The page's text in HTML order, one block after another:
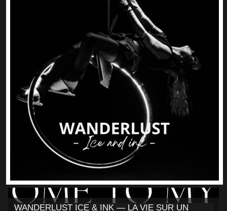
WANDERLUST ICE & INK — LA VIE SUR UN